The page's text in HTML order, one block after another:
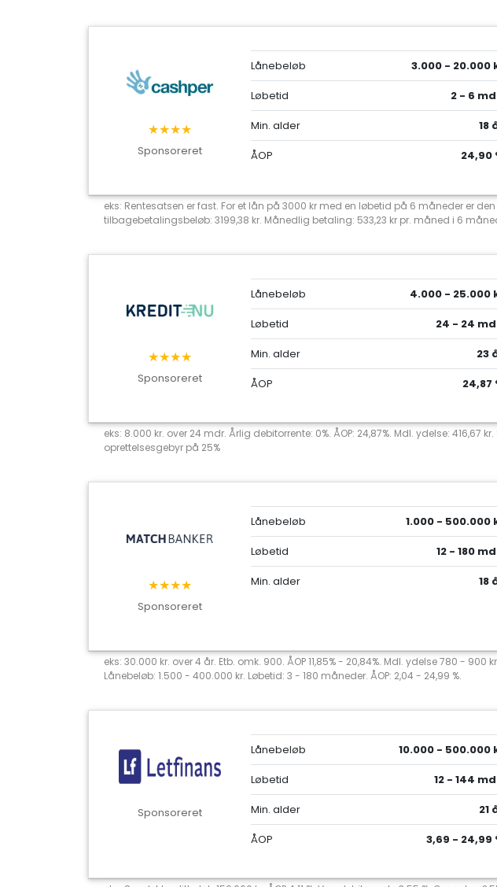
★★★★
Sponsoreret
Lånebeløb
3.000 - 20.000
Løbetid
2 - 6
Min. alder
18
ÅOP
24,90
eks: Rentesatsen er fast. For et lån på 3000 kr med en løbetid på 6 måneder er
tilbagebetalingsbeløb: 3199,38 kr. Månedlig betaling: 533,23 kr pr. måned i 6
★★★★
Sponsoreret
Lånebeløb
4.000 - 25.000
Løbetid
24 - 24
Min. alder
23
ÅOP
24,87
eks: 8.000 kr. over 24 mdr. Årlig debitorrente: 0%. ÅOP: 24,87%. Mdl. ydelse:
oprettelsesgebyr på 25%
★★★★
Sponsoreret
Lånebeløb
1.000 - 500.000
Løbetid
12 - 180
Min. alder
18
eks: 30.000 kr. over 4 år. Etb. omk. 900. ÅOP 11,85% - 20,84%. Mdl. ydelse 780 -
Lånebeløb: 1.500 - 400.000 kr. Løbetid: 3 - 180 måneder. ÅOP: 2,04 - 24,99 %.
Sponsoreret
Lånebeløb
10.000 - 500.000
Løbetid
12 - 144
Min. alder
21
ÅOP
3,69 - 24,99